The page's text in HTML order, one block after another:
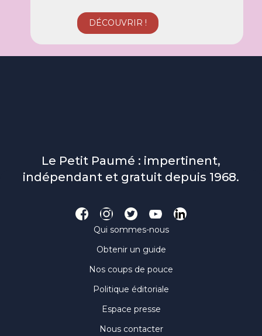
Le Petit Paumé : impertinent,
indépendant et gratuit depuis 1968.
Qui sommes-nous
Obtenir un guide
Nos coups de pouce
Politique éditoriale
Espace presse
Nous contacter